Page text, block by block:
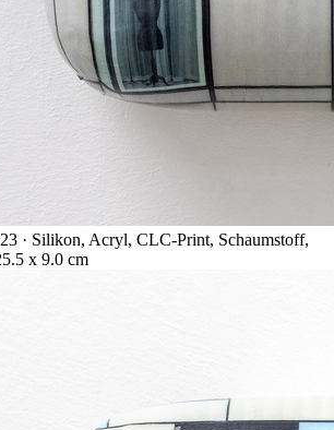
· Silikon, Acryl, CLC-Print, Schaumstoff,
x 9.0 cm